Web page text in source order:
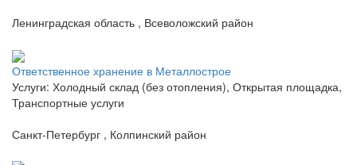
Ленинградская область , Всеволожский район
Ответственное хранение в Металлострое
Услуги: Холодный склад (без отопления), Открытая площадка,
Транспортные услуги
Санкт-Петербург , Колпинский район